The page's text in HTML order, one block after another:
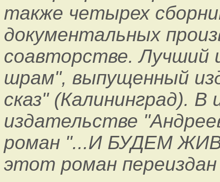
также четырех
документальных
соавторстве. Лучший
шрам", выпущенный
сказ" (Калининград). В
издательстве
роман "...И БУДЕМ
этот роман